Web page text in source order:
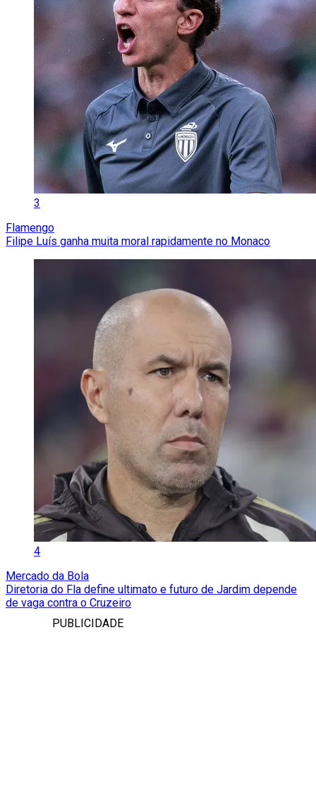
3
Flamengo
Filipe Luís ganha muita moral rapidamente no Monaco
4
Mercado da Bola
Diretoria do Fla define ultimato e futuro de Jardim depende
de vaga contra o Cruzeiro
PUBLICIDADE